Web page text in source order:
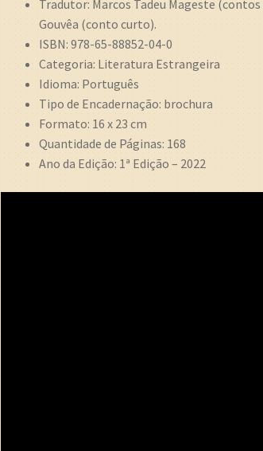
Tradutor: Marcos Tadeu Mageste
Gouvêa (conto curto).
ISBN: 978-65-88852-04-0
Categoria: Literatura Estrangeira
Idioma: Português
Tipo de Encadernação: brochura
Formato: 16 x 23 cm
Quantidade de Páginas: 168
Ano da Edição: 1ª Edição – 2022